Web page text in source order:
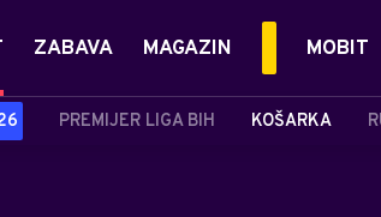
PREMIJER LIGA BIH KOŠARKA
ZABAVA MAGAZIN MOBIT